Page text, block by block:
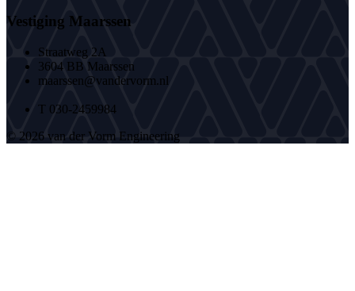
Vestiging Maarssen
Straatweg 2A
3604 BB Maarssen
maarssen@vandervorm.nl
T 030-2459984
© 2026 van der Vorm Engineering